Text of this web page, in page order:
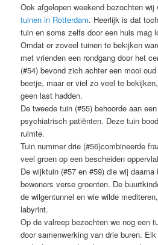
Ook afgelopen weekend bezochten
tuinen in Rotterdam. Heerlijk is dat
tuin en soms zelfs door een huis mag
Omdat er zoveel tuinen te bekijken
met vrienden een rondgang door het
(#54) bevond zich achter een mooi
beetje, maar er viel zo veel te
geen last hadden.
De tweede tuin (#55) behoorde aan
psychiatrisch patiënten. Deze tuin
ruimte.
Tuin nummer drie (#56)combineerde
veel groen op een bescheiden
De wijktuin (#57 en #59) die wij
bewoners verse groenten. De
de wilgentunnel en wie wilde
labyrint.
Op de valreep bezochten we nog een
door samenwerking van drie buren.